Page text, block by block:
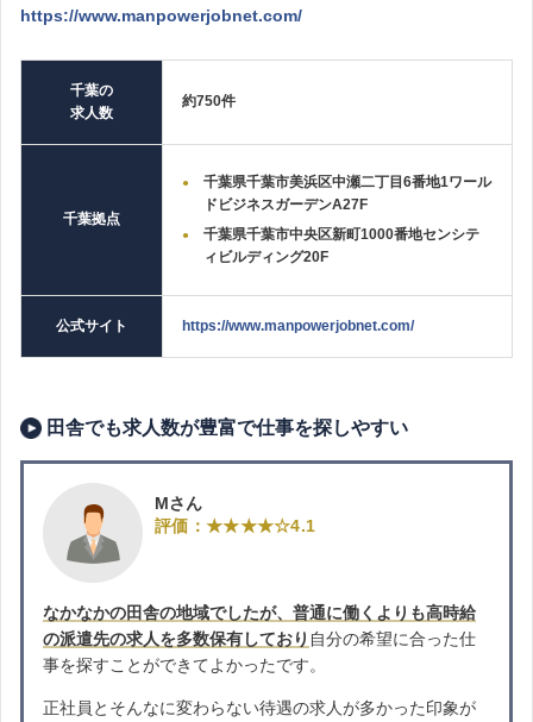
https://www.manpowerjobnet.com/
千葉の
求人数
約750件
千葉拠点
千葉県千葉市美浜区中瀬二丁目6番地1ワール
ドビジネスガーデンA27F
千葉県千葉市中央区新町1000番地センシテ
ィビルディング20F
公式サイト https://www.manpowerjobnet.com/
田舎でも求人数が豊富で仕事を探しやすい
Mさん
評価：★★★★☆4.1
なかなかの田舎の地域でしたが、普通に働くよりも高時給
の派遣先の求人を多数保有しており 自分の希望に合った仕
事を探すことができてよかったです。
正社員とそんなに変わらない待遇の求人が多かった印象が